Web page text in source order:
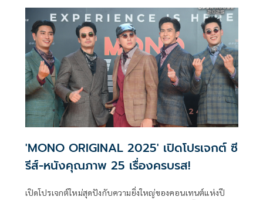
ลับฟ้าก็จะเป็นเวลาของดวงดาว กับเหล่านักแสดง นำโดย ริว
วชิรวิชญ์, มิ้นท์ รัญชน์รวี, มีน นิชคุณ, น้ำฟ้า ธัญญภัสร์, นุ่น สุทธิ
ภา, มาวิน ทวีผล พร้อมด้วยผู้จัดฯ คนเก่ง ตู่-ปิยวดี มาลีนนท์ มา
สัมผัส Magic Moment จัดกิจกรรมแฟนมีตติ้งสุดฟินที่ขนความ
สนุกทั้งร้อง เต้น เล่นเกมเพื่อตอกย้ำกระแสความปัง
'MONO ORIGINAL 2025' เปิดโปรเจกต์ ซี
รีส์-หนังคุณภาพ 25 เรื่องครบรส!
เปิดโปรเจกต์ใหม่สุดปังกับความยิ่งใหญ่ของคอนเทนต์แห่งปี